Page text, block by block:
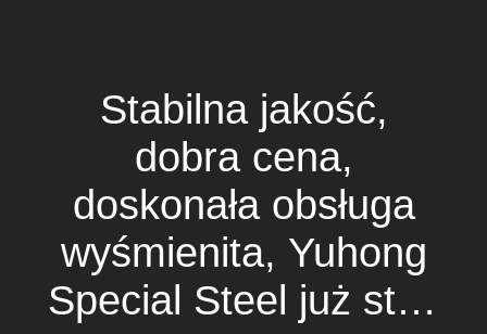
Stabilna jakość,
dobra cena,
doskonała obsługa
wyśmienita, Yuhong
Special Steel już stać